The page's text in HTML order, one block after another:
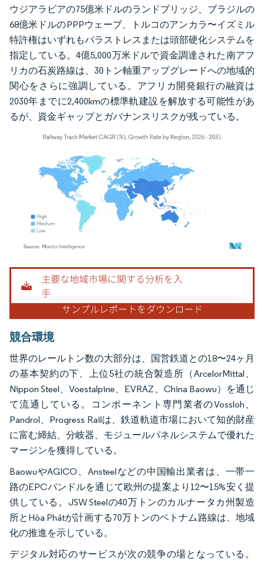
ウジアラビアの75億米ドルのランドブリッジ、ブラジルの
68億米ドルのPPPウェーブ、トルコのアンカラ〜イズミル
特許権はいずれもバラストレスまたは頭部硬化システムを
指定している。4億5,000万米ドルで資金調達された南アフ
リカの石炭路線は、30トン軸重アップグレードへの地域的
関心をさらに強調している。アフリカ開発銀行の融資は
2030年までに2,400kmの標準軌建設を解放する可能性があ
るが、資金ギャップとガバナンスリスクが残っている。
画像 © Mordor Intelligence。再利用にはCC BY 4.0の表示が必要です。
競合環境
世界のレールトン数の大部分は、国営鉄道との18〜24ヶ月
の基本契約の下、上位5社の統合製造所（ArcelorMittal、
Nippon Steel、Voestalpine、EVRAZ、China Baowu）を通じ
て流通している。コンポーネント専門業者のVossloh、
Pandrol、Progress Railは、鉄道軌道市場において知的財産
に富む締結、分岐器、モジュールパネルシステムで優れた
マージンを獲得している。
BaowuやAGICO、Ansteelなどの中国輸出業者は、一帯一
路のEPCバンドルを通じて欧州の提案より12〜15%安く提
供している。JSW Steelの40万トンのカルナータカ州製造
所とHòa Phátが計画する70万トンのベトナム路線は、地域
化の推進を示している。
デジタル対応のサービスが次の競争の場となっている。